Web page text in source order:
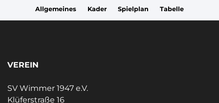
Allgemeines Kader Spielplan Tabelle
VEREIN
SV Wimmer 1947 e.V.
Klüferstraße 16